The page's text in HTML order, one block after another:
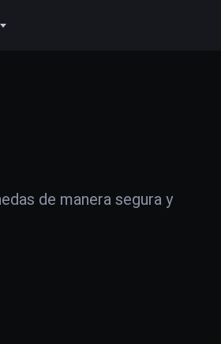
de manera segura y